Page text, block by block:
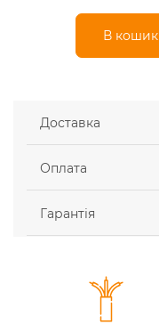
В кошик
Доставка
Оплата
Гарантія